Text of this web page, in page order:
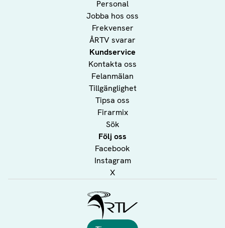
Personal
Jobba hos oss
Frekvenser
ÅRTV svarar
Kundservice
Kontakta oss
Felanmälan
Tillgänglighet
Tipsa oss
Firarmix
Sök
Följ oss
Facebook
Instagram
X